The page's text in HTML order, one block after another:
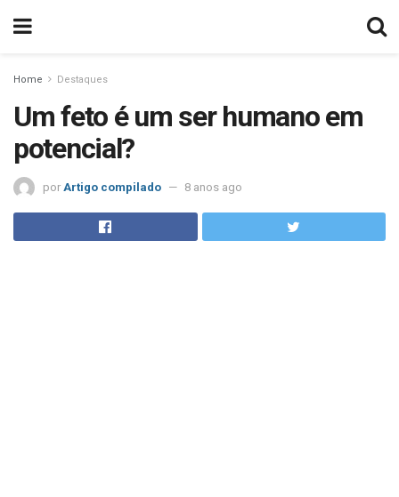
Home Destaques
Um feto é um ser humano em
potencial?
por Artigo compilado 8 anos ago